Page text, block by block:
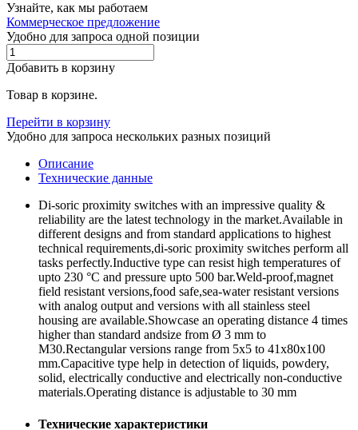
Узнайте, как мы работаем
Коммерческое предложение
Удобно для запроса одной позиции
Добавить в корзину
Товар в корзине.
Перейти в корзину
Удобно для запроса нескольких разных позиций
Описание
Технические данные
Di-soric proximity switches with an impressive quality &
reliability are the latest technology in the market.Available in
different designs and from standard applications to highest
technical requirements,di-soric proximity switches perform all
tasks perfectly.Inductive type can resist high temperatures of
upto 230 °C and pressure upto 500 bar.Weld-proof,magnet
field resistant versions,food safe,sea-water resistant versions
with analog output and versions with all stainless steel
housing are available.Showcase an operating distance 4 times
higher than standard andsize from Ø 3 mm to
M30.Rectangular versions range from 5x5 to 41x80x100
mm.Capacitive type help in detection of liquids, powdery,
solid, electrically conductive and electrically non-conductive
materials.Operating distance is adjustable to 30 mm
Технические характеристики